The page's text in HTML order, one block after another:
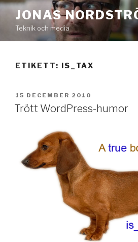
Hoppa
innehåll
JONAS
Teknik och media
ETIKETT: IS_TAX
PUBLICERAT
15 DECEMBER 2010
Trött WordPress-humor